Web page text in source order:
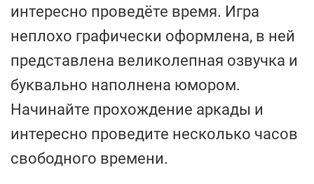
интересно проведёте время. Игра
неплохо графически оформлена, в ней
представлена великолепная озвучка и
буквально наполнена юмором.
Начинайте прохождение аркады и
интересно проведите несколько часов
свободного времени.